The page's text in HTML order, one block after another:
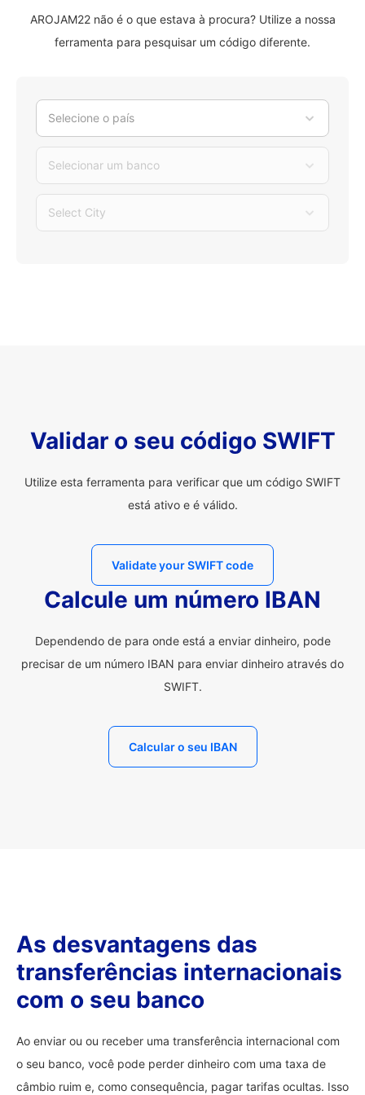
AROJAM22 não é o que estava à procura? Utilize a nossa
ferramenta para pesquisar um código diferente.
Selecione o país
Selecionar um banco
Select City
Validar o seu código SWIFT
Utilize esta ferramenta para verificar que um código SWIFT
está ativo e é válido.
Validate your SWIFT code
Calcule um número IBAN
Dependendo de para onde está a enviar dinheiro, pode
precisar de um número IBAN para enviar dinheiro através do
SWIFT.
Calcular o seu IBAN
As desvantagens das
transferências internacionais
com o seu banco
Ao enviar ou ou receber uma transferência internacional com
o seu banco, você pode perder dinheiro com uma taxa de
câmbio ruim e, como consequência, pagar tarifas ocultas. Isso